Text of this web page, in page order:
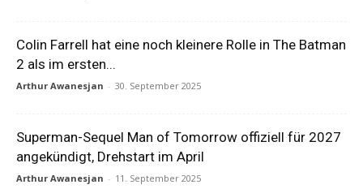
Colin Farrell hat eine noch kleinere Rolle in The Batman
2 als im ersten...
Arthur Awanesjan - 30. September 2025
Superman-Sequel Man of Tomorrow offiziell für 2027
angekündigt, Drehstart im April
Arthur Awanesjan - 11. September 2025